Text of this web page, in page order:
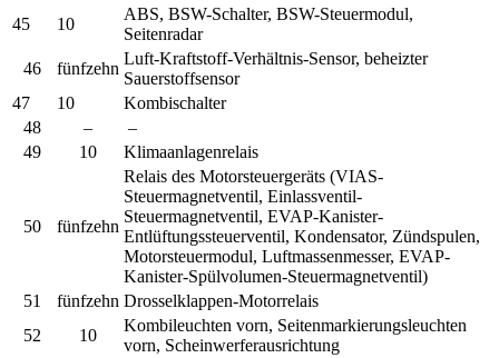
45
10
ABS, BSW-Schalter, BSW-Steuermodul,
Seitenradar
46
fünfzehn
Luft-Kraftstoff-Verhältnis-Sensor, beheizter
Sauerstoffsensor
47
10
Kombischalter
48
–
–
49
10 Klimaanlagenrelais
50 fünfzehn
Relais des Motorsteuergeräts (VIAS-
Steuermagnetventil, Einlassventil-
Steuermagnetventil, EVAP-Kanister-
Entlüftungssteuerventil, Kondensator, Zündspulen,
Motorsteuermodul, Luftmassenmesser, EVAP-
Kanister-Spülvolumen-Steuermagnetventil)
51
fünfzehn Drosselklappen-Motorrelais
52
10
Kombileuchten vorn, Seitenmarkierungsleuchten
vorn, Scheinwerferausrichtung